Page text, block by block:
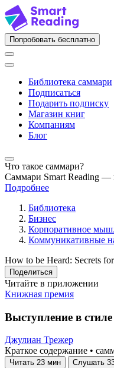
Попробовать бесплатно
Библиотека саммари
Подписаться
Подарить подписку
Магазин книг
Компаниям
Блог
Что такое саммари?
Саммари Smart Reading —
Подробнее
Библиотека
Бизнес
Корпоративное
Коммуникативные
How to be Heard: Secrets
Поделиться
Читайте в приложении
Книжная премия
Выступление в
Джулиан Трежер
Краткое содержание •
Читать 23 мин Слушать